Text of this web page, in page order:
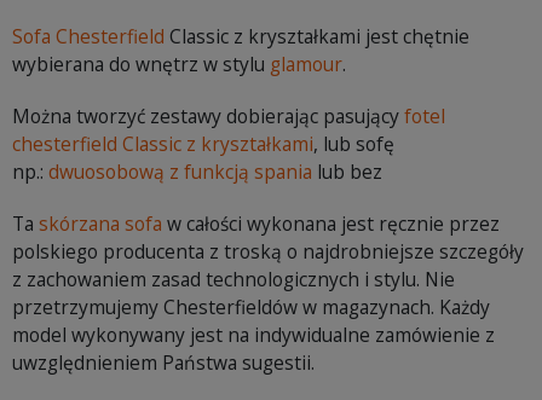
Sofa Chesterfield Classic z kryształkami jest chętnie
wybierana do wnętrz w stylu glamour.
Można tworzyć zestawy dobierając pasującyfotel
chesterfield Classic z kryształkami, lub sofę
np.: dwuosobową z funkcją spania lub bez
Ta skórzana sofa w całości wykonana jest ręcznie przez
polskiego producenta z troską o najdrobniejsze szczegóły
z zachowaniem zasad technologicznych i stylu. Nie
przetrzymujemy Chesterfieldów w magazynach. Każdy
model wykonywany jest na indywidualne zamówienie z
uwzględnieniem Państwa sugestii.